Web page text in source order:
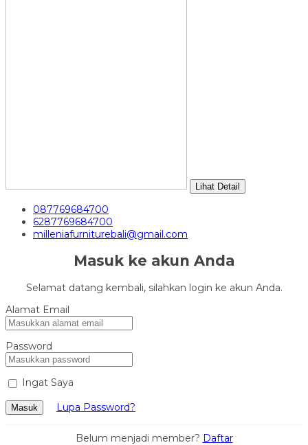
Lihat Detail
087769684700
6287769684700
milleniafurniturebali@gmail.com
Masuk ke akun Anda
Selamat datang kembali, silahkan login ke akun Anda.
Alamat Email
Password
Ingat Saya
Masuk Lupa Password?
Belum menjadi member? Daftar